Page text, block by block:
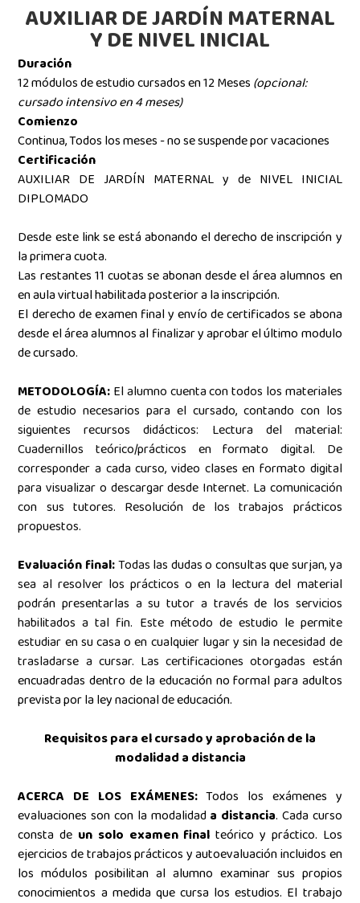
AUXILIAR DE JARDÍN MATERNAL
Y DE NIVEL INICIAL
Duración
12 módulos de estudio cursados en 12 Meses (opcional:
cursado intensivo en 4 meses)
Comienzo
Continua, Todos los meses - no se suspende por vacaciones
Certificación
AUXILIAR DE JARDÍN MATERNAL y de NIVEL INICIAL
DIPLOMADO
Desde este link se está abonando el derecho de inscripción y
la primera cuota.
Las restantes 11 cuotas se abonan desde el área alumnos en
en aula virtual habilitada posterior a la inscripción.
El derecho de examen final y envío de certificados se abona
desde el área alumnos al finalizar y aprobar el último modulo
de cursado.
METODOLOGÍA: El alumno cuenta con todos los materiales
de estudio necesarios para el cursado, contando con los
siguientes recursos didácticos: Lectura del material:
Cuadernillos teórico/prácticos en formato digital. De
corresponder a cada curso, video clases en formato digital
para visualizar o descargar desde Internet. La comunicación
con sus tutores. Resolución de los trabajos prácticos
propuestos.
Evaluación final:Todas las dudas o consultas que surjan, ya
sea al resolver los prácticos o en la lectura del material
podrán presentarlas a su tutor a través de los servicios
habilitados a tal fin. Este método de estudio le permite
estudiar en su casa o en cualquier lugar y sin la necesidad de
trasladarse a cursar. Las certificaciones otorgadas están
encuadradas dentro de la educación no formal para adultos
prevista por la ley nacional de educación.
Requisitos para el cursado y aprobación de la
modalidad a distancia
ACERCA DE LOS EXÁMENES:Todos los exámenes y
evaluaciones son con la modalidad a distancia. Cada curso
consta de un solo examen finalteórico y práctico. Los
ejercicios de trabajos prácticos y autoevaluaciónincluidos en
los módulos posibilitan al alumno examinar sus propios
conocimientos a medida que cursa los estudios. El trabajo